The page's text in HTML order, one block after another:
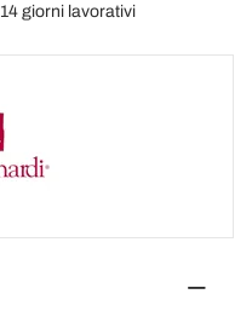
14 giorni lavorativi